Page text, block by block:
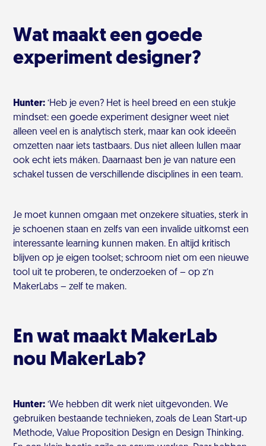
Wat maakt een goede
experiment designer?
Hunter: ‘Heb je even? Het is heel breed en een stukje
mindset: een goede experiment designer weet niet
alleen veel en is analytisch sterk, maar kan ook ideeën
omzetten naar iets tastbaars. Dus niet alleen lullen maar
ook echt iets máken. Daarnaast ben je van nature een
schakel tussen de verschillende disciplines in een team.
Je moet kunnen omgaan met onzekere situaties, sterk in
je schoenen staan en zelfs van een invalide uitkomst een
interessante learning kunnen maken. En altijd kritisch
blijven op je eigen toolset; schroom niet om een nieuwe
tool uit te proberen, te onderzoeken of – op z’n
MakerLabs – zelf te maken.
En wat maakt MakerLab
nou MakerLab?
Hunter: ‘We hebben dit werk niet uitgevonden. We
gebruiken bestaande technieken, zoals de Lean Start-up
Methode, Value Proposition Design en Design Thinking.